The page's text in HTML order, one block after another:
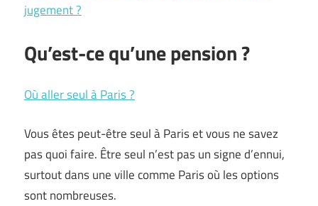
jugement ?
Qu’est-ce qu’une pension ?
Où aller seul à Paris ?
Vous êtes peut-être seul à Paris et vous ne savez
pas quoi faire. Être seul n’est pas un signe d’ennui,
surtout dans une ville comme Paris où les options
sont nombreuses.